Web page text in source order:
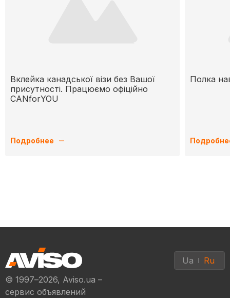
Вклейка канадської візи без Вашої
присутності. Працюємо офіційно
CANforYOU
Подробнее
Полка
© 1997–2026, Aviso.ua –
сервис объявлений
Ua Ru